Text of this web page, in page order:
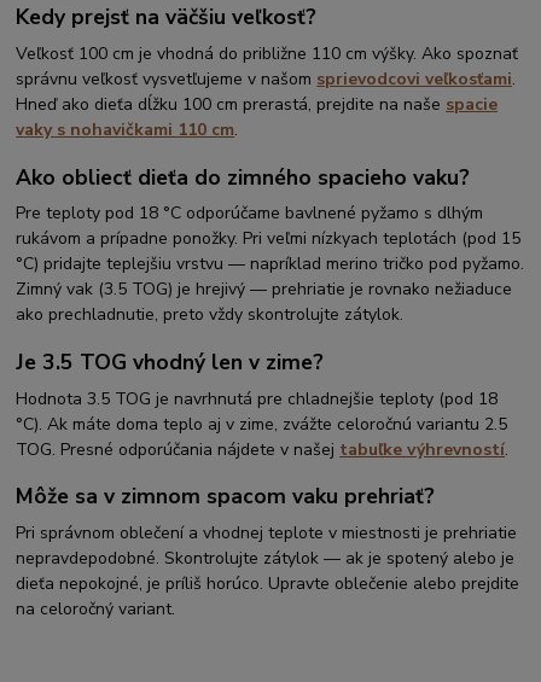
Kedy prejsť na väčšiu veľkosť?
Veľkosť 100 cm je vhodná do približne 110 cm výšky. Ako spoznať
správnu veľkosť vysvetľujeme v našom sprievodcovi veľkosťami.
Hneď ako dieťa dĺžku 100 cm prerastá, prejdite na naše spacie
vaky s nohavičkami 110 cm.
Ako obliecť dieťa do zimného spacieho vaku?
Pre teploty pod 18 °C odporúčame bavlnené pyžamo s dlhým
rukávom a prípadne ponožky. Pri veľmi nízkyach teplotách (pod 15
°C) pridajte teplejšiu vrstvu — napríklad merino tričko pod pyžamo.
Zimný vak (3.5 TOG) je hrejivý — prehriatie je rovnako nežiaduce
ako prechladnutie, preto vždy skontrolujte zátylok.
Je 3.5 TOG vhodný len v zime?
Hodnota 3.5 TOG je navrhnutá pre chladnejšie teploty (pod 18
°C). Ak máte doma teplo aj v zime, zvážte celoročnú variantu 2.5
TOG. Presné odporúčania nájdete v našej tabuľke výhrevností.
Môže sa v zimnom spacom vaku prehriať?
Pri správnom oblečení a vhodnej teplote v miestnosti je prehriatie
nepravdepodobné. Skontrolujte zátylok — ak je spotený alebo je
dieťa nepokojné, je príliš horúco. Upravte oblečenie alebo prejdite
na celoročný variant.